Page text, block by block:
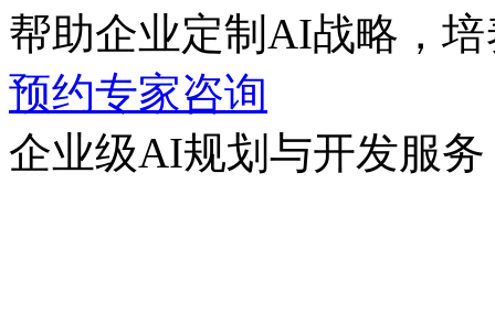
帮助企业定制AI战略，
预约专家咨询
企业级AI规划与开发服务